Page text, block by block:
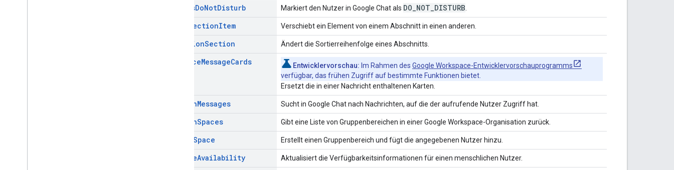
AsDoNotDisturb Markiert den Nutzer in Google Chat als DO NOT DISTURB
SectionItem Verschiebt ein Element von einem Abschnitt in einen anderen.
PositionSection Ändert die Sortierreihenfolge eines Abschnitts.
ReplaceMessageCards Entwicklervorschau: Im Rahmen des Google Workspace-Entwicklervorschauprogramms
verfügbar, das frühen Zugriff auf bestimmte Funktionen bietet.
Ersetzt die in einer Nachricht enthaltenen Karten.
SearchMessages Sucht in Google Chat nach Nachrichten, auf die der aufrufende Nutzer Zugriff hat.
SearchSpaces Gibt eine Liste von Gruppenbereichen in einer Google Workspace-Organisation zurück.
Space Erstellt einen Gruppenbereich und fügt die angegebenen Nutzer hinzu.
UpdateAvailability Aktualisiert die Verfügbarkeitsinformationen für einen menschlichen Nutzer.